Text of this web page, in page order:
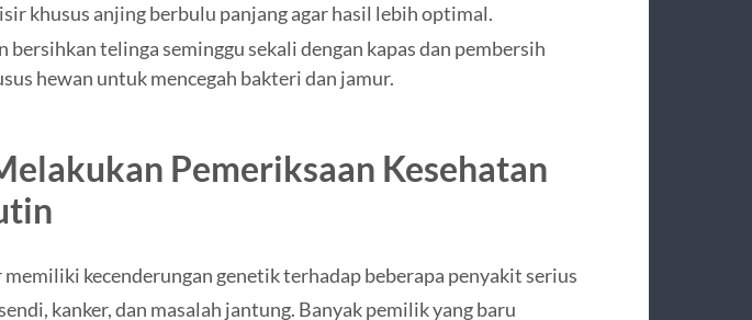
khusus anjing berbulu panjang agar hasil lebih optimal.
bersihkan telinga seminggu sekali dengan kapas dan pembersih
hewan untuk mencegah bakteri dan jamur.
Pemeriksaan Kesehatan
kecenderungan genetik terhadap beberapa penyakit serius
kanker, dan masalah jantung. Banyak pemilik yang baru